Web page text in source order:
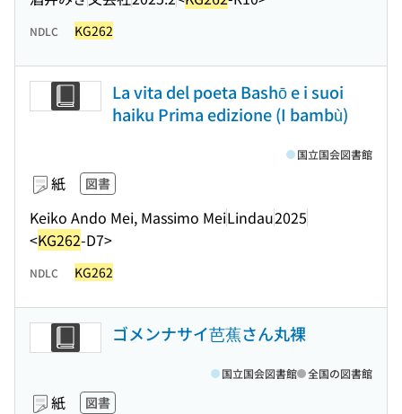
NDLC KG262
La vita del poeta Bashō e i suoi
haiku Prima edizione (I bambù)
紙 図書
Keiko Ando Mei, Massimo MeiLindau2025
<KG262-D7>
国立国会図書館
NDLC KG262
ゴメンナサイ芭蕉さん丸裸
紙 図書
国立国会図書館 全国の図書館